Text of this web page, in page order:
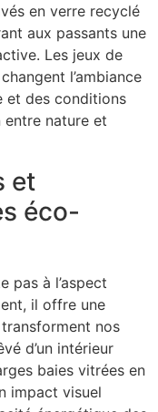
en verre recyclé
aux passants une
Les jeux de
l’ambiance
et des conditions
nature et
et
éco-
pas à l’aspect
il offre une
nos
d’un intérieur
baies vitrées en
impact visuel